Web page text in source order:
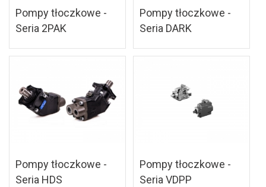
Pompy tłoczkowe -
Seria 2PAK
Pompy tłoczkowe -
Seria DARK
Pompy tłoczkowe -
Seria HDS
Pompy tłoczkowe -
Seria VDPP